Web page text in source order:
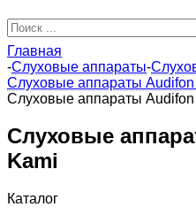
Главная
-Слуховые аппараты-
Слуховые аппараты
Слуховые аппараты
Слуховые
Kami
Каталог